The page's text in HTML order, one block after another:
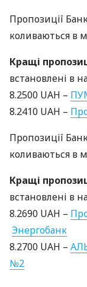
Пропозиції
коливаються в
Кращі
встановлені в
8.2500 UAH –
8.2410 UAH –
Пропозиції
коливаються в
Кращі
встановлені в
8.2690 UAH –
Энергобанк
8.2700 UAH –
№2